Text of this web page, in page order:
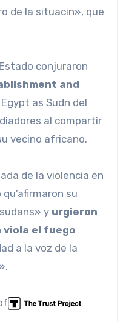
de la situacin», que
conjuraron
and
as Sudn del
al compartir
vecino africano.
de la violencia en
su
y urgieron
viola el fuego
a la voz de la